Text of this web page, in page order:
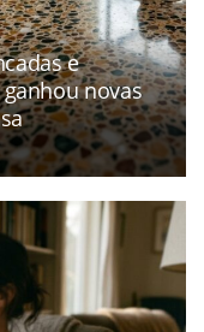
e
novas